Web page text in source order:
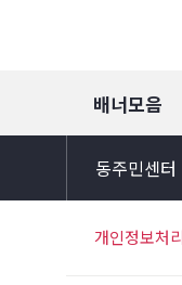
배너모음
경찰청 유실
동주민센터
개인정보처